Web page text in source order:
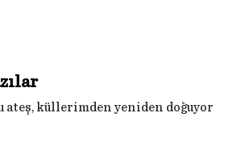
ateş, küllerimden yeniden doğuyor